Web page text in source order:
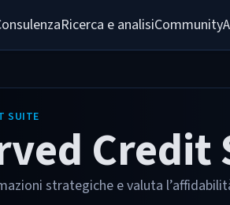
Ricerca e analisiCommunity
SUITE
Credit
strategiche e valuta